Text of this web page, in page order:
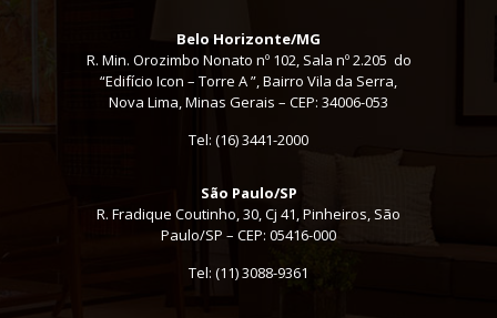
Belo Horizonte/MG
R. Min. Orozimbo Nonato nº 102, Sala nº 2.205 do
“Edifício Icon – Torre A ”, Bairro Vila da Serra,
Nova Lima, Minas Gerais – CEP: 34006-053
Tel: (16) 3441-2000
São Paulo/SP
R. Fradique Coutinho, 30, Cj 41, Pinheiros, São
Paulo/SP – CEP: 05416-000
Tel: (11) 3088-9361